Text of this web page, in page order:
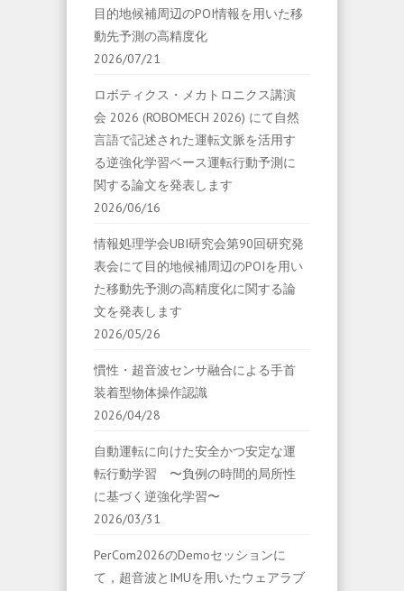
目的地候補周辺のPOI情報を用いた移
動先予測の高精度化
2026/07/21
ロボティクス・メカトロニクス講演
会 2026 (ROBOMECH 2026) にて自然
言語で記述された運転文脈を活用す
る逆強化学習ベース運転行動予測に
関する論文を発表します
2026/06/16
情報処理学会UBI研究会第90回研究発
表会にて目的地候補周辺のPOIを用い
た移動先予測の高精度化に関する論
文を発表します
2026/05/26
慣性・超音波センサ融合による手首
装着型物体操作認識
2026/04/28
自動運転に向けた安全かつ安定な運
転行動学習 〜負例の時間的局所性
に基づく逆強化学習〜
2026/03/31
PerCom2026のDemoセッションに
て，超音波とIMUを用いたウェアラブ